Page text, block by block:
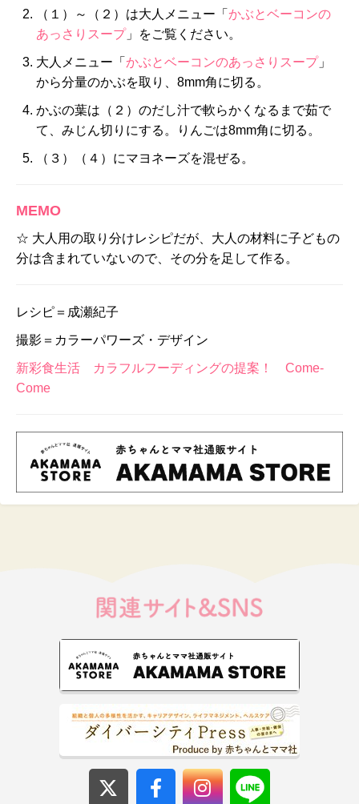
（１）～（２）は大人メニュー「 かぶとベーコンの
あっさりスープ」をご覧ください。
大人メニュー「 かぶとベーコンのあっさりスープ」
から分量のかぶを取り、8mm角に切る。
かぶの葉は（２）のだし汁で軟らかくなるまで茹で
て、みじん切りにする。りんごは8mm角に切る。
（３）（４）にマヨネーズを混ぜる。
MEMO
☆ 大人用の取り分けレシピだが、大人の材料に子どもの
分は含まれていないので、その分を足して作る。
レシピ＝成瀬紀子
撮影＝カラーパワーズ・デザイン
新彩食生活 カラフルフーディングの提案！ Come-
Come